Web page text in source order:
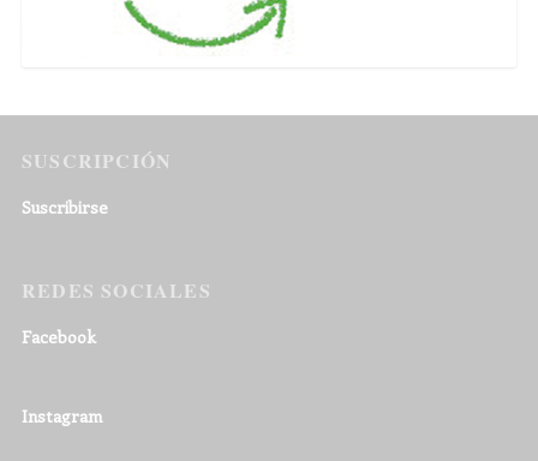
SUSCRIPCIÓN
Suscribirse
REDES SOCIALES
Facebook
Instagram